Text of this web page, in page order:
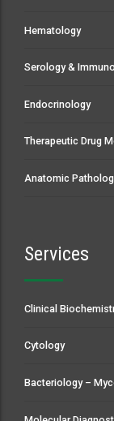
Hematology
Serology &
Endocrinology
Therapeutic Drug
Anatomic
Services
Clinical
Cytology
Bacteriology –